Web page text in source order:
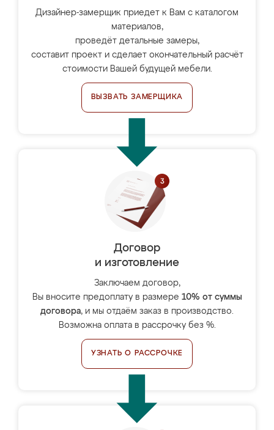
Дизайнер-замерщик приедет к Вам с каталогом
материалов,
проведёт детальные замеры,
составит проект и сделает окончательный расчёт
стоимости Вашей будущей мебели.
ВЫЗВАТЬ ЗАМЕРЩИКА
Договор
и изготовление
Заключаем договор,
Вы вносите предоплату в размере 10% от суммы
договора, и мы отдаём заказ в производство.
Возможна оплата в рассрочку без %.
УЗНАТЬ О РАССРОЧКЕ